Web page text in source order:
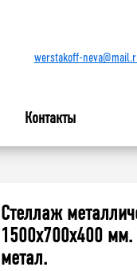
werstakoff-
Контакты
Стеллаж
1500x700x400
метал.